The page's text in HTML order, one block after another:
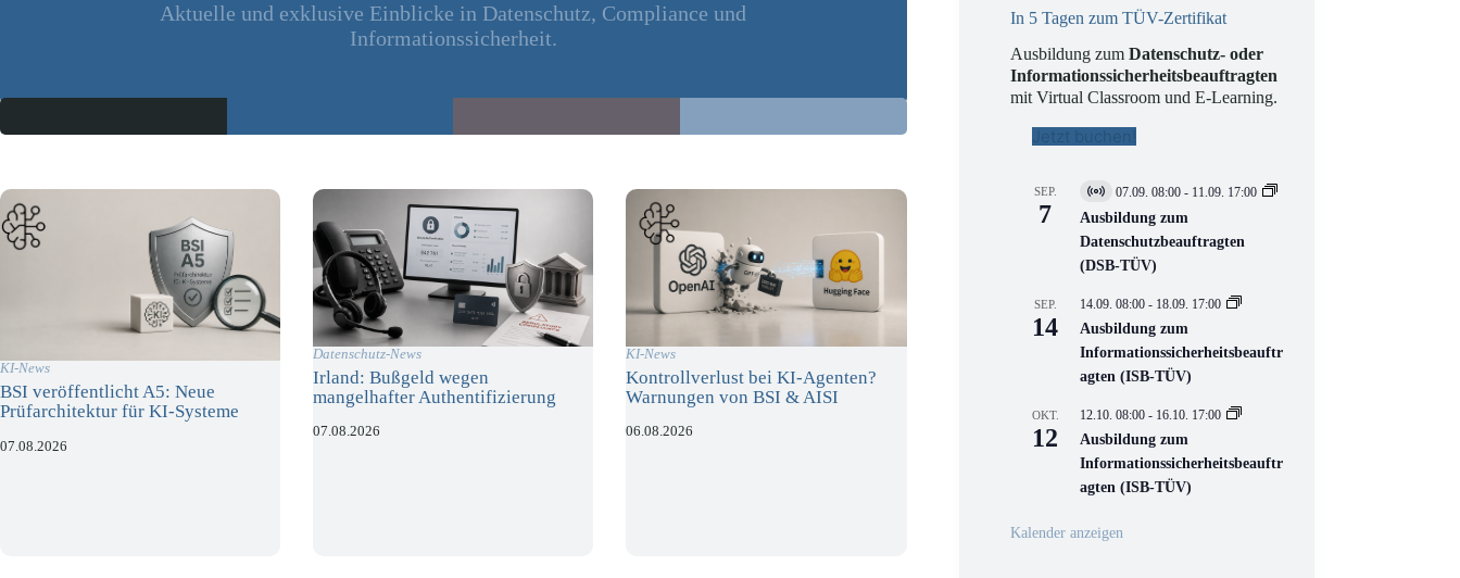
Aktuelle und exklusive Einblicke in Datenschutz, Compliance und
Informationssicherheit.
KI-News
BSI veröffentlicht A5: Neue
Prüfarchitektur für KI-Systeme
07.08.2026
Datenschutz-News
Irland: Bußgeld wegen
mangelhafter Authentifizierung
07.08.2026
KI-News
Kontrollverlust bei KI-Agenten?
Warnungen von BSI & AISI
06.08.2026
In 5 Tagen zum TÜV-Zertifikat
Ausbildung zumDatenschutz- oder
Informationssicherheitsbeauftragten
mit Virtual Classroom und E-Learning.
Jetzt buchen!
SEP.
7
V
i
t
u
l
V
e
r
n
s
t
a
t
n
07.09. 08:00 - 11.09. 17:00
Ausbildung zum
Datenschutzbeauftragten
(DSB-TÜV)
SEP.
14
14.09. 08:00 - 18.09. 17:00
Ausbildung zum
Informationssicherheitsbeauftr
agten (ISB-TÜV)
OKT.
12
12.10. 08:00 - 16.10. 17:00
Ausbildung zum
Informationssicherheitsbeauftr
agten (ISB-TÜV)
Kalender anzeigen